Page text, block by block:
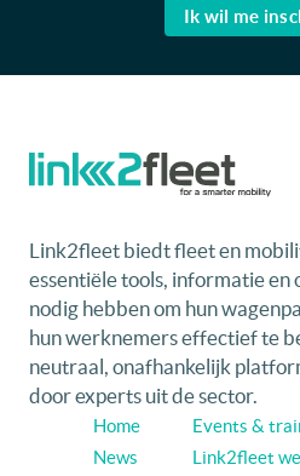
Ik wil me
Link2fleet biedt fleet en
essentiële tools, informatie en
nodig hebben om hun
hun werknemers effectief te
neutraal, onafhankelijk
door experts uit de sector.
Home
News
Events &
Link2fleet